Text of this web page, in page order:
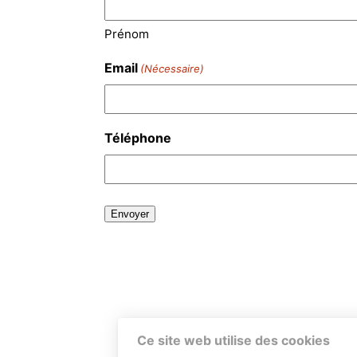
Prénom
Email (Nécessaire)
Téléphone
Ce site web utilise des cookies